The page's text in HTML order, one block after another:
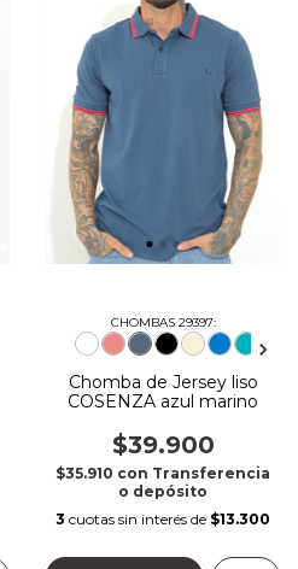
CHOMBAS 29397:
Chomba de Jersey liso
COSENZA azul marino
$39.900
$35.910 con Transferencia
o depósito
3 cuotas sin interés de $13.300